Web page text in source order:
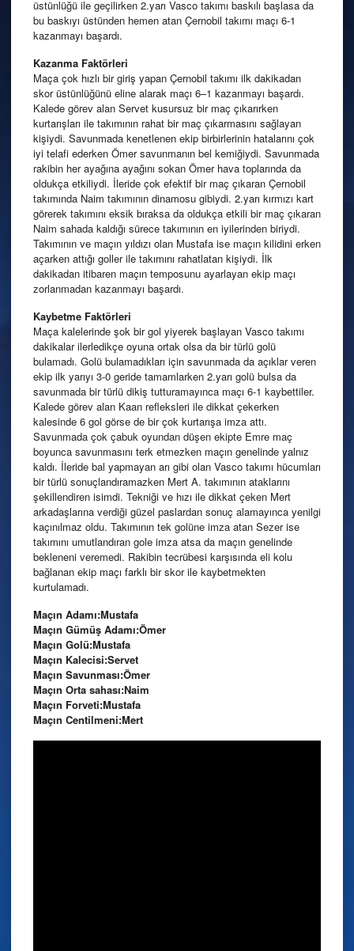
üstünlüğü ile geçilirken 2.yarı Vasco takımı baskılı başlasa da
bu baskıyı üstünden hemen atan Çernobil takımı maçı 6-1
kazanmayı başardı.
Kazanma Faktörleri
Maça çok hızlı bir giriş yapan Çernobil takımı ilk dakikadan
skor üstünlüğünü eline alarak maçı 6–1 kazanmayı başardı.
Kalede görev alan Servet kusursuz bir maç çıkarırken
kurtarışları ile takımının rahat bir maç çıkarmasını sağlayan
kişiydi. Savunmada kenetlenen ekip birbirlerinin hatalarını çok
iyi telafi ederken Ömer savunmanın bel kemiğiydi. Savunmada
rakibin her ayağına ayağını sokan Ömer hava toplarında da
oldukça etkiliydi. İleride çok efektif bir maç çıkaran Çernobil
takımında Naim takımının dinamosu gibiydi. 2.yarı kırmızı kart
görerek takımını eksik bıraksa da oldukça etkili bir maç çıkaran
Naim sahada kaldığı sürece takımının en iyilerinden biriydi.
Takımının ve maçın yıldızı olan Mustafa ise maçın kilidini erken
açarken attığı goller ile takımını rahatlatan kişiydi. İlk
dakikadan itibaren maçın temposunu ayarlayan ekip maçı
zorlanmadan kazanmayı başardı.
Kaybetme Faktörleri
Maça kalelerinde şok bir gol yiyerek başlayan Vasco takımı
dakikalar ilerledikçe oyuna ortak olsa da bir türlü golü
bulamadı. Golü bulamadıkları için savunmada da açıklar veren
ekip ilk yarıyı 3-0 geride tamamlarken 2.yarı golü bulsa da
savunmada bir türlü dikiş tutturamayınca maçı 6-1 kaybettiler.
Kalede görev alan Kaan refleksleri ile dikkat çekerken
kalesinde 6 gol görse de bir çok kurtarışa imza attı.
Savunmada çok çabuk oyundan düşen ekipte Emre maç
boyunca savunmasını terk etmezken maçın genelinde yalnız
kaldı. İleride bal yapmayan arı gibi olan Vasco takımı hücumları
bir türlü sonuçlandıramazken Mert A. takımının ataklarını
şekillendiren isimdi. Tekniği ve hızı ile dikkat çeken Mert
arkadaşlarına verdiği güzel paslardan sonuç alamayınca yenilgi
kaçınılmaz oldu. Takımının tek golüne imza atan Sezer ise
takımını umutlandıran gole imza atsa da maçın genelinde
bekleneni veremedi. Rakibin tecrübesi karşısında eli kolu
bağlanan ekip maçı farklı bir skor ile kaybetmekten
kurtulamadı.
Maçın Adamı:Mustafa
Maçın Gümüş Adamı:Ömer
Maçın Golü:Mustafa
Maçın Kalecisi:Servet
Maçın Savunması:Ömer
Maçın Orta sahası:Naim
Maçın Forveti:Mustafa
Maçın Centilmeni:Mert